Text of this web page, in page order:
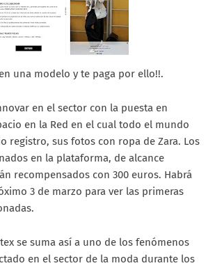
una modelo y te paga por ello!!.
en el sector con la puesta en
en la Red en el cual todo el mundo
registro, sus fotos con ropa de Zara. Los
en la plataforma, de alcance
recompensados con 300 euros. Habrá
3 de marzo para ver las primeras
se suma así a uno de los fenómenos
en el sector de la moda durante los